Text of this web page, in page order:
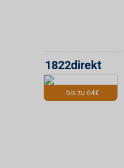
bis zu 64€
1822direkt